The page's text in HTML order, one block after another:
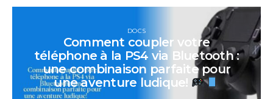
DOCS
Comment coupler votre
téléphone à la PS4 via Bluetooth :
une combinaison parfaite pour
une aventure ludique!